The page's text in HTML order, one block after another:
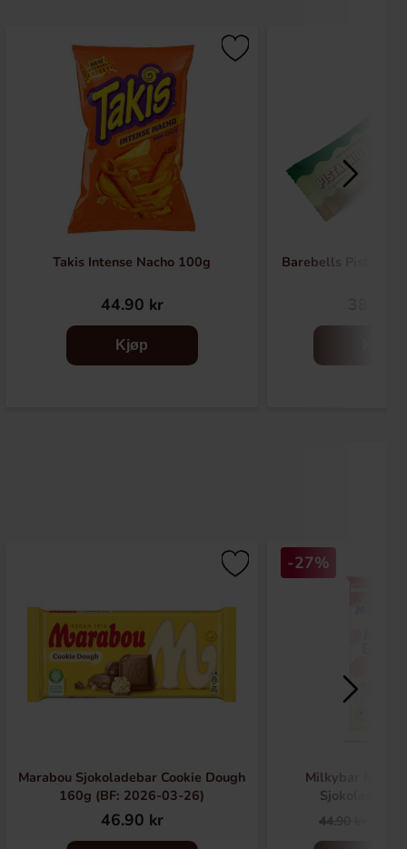
Takis Intense Nacho 100g
44.90 kr
Kjøp
Barebells Pistachio
Marabou Sjokoladebar Cookie Dough
160g (BF: 2026-03-26)
46.90 kr
-27%
Milkybar Mini
Sjokoladebar
44.90 kr